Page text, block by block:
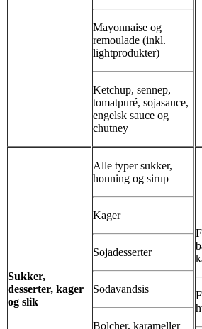
Mayonnaise og
remoulade (inkl.
lightprodukter)
Ketchup, sennep,
tomatpuré, sojasauce,
engelsk sauce og
chutney
Sukker,
desserter, kager
og slik
Alle typer sukker,
honning og sirup
Kager
Sojadesserter
Sodavandsis
Bolcher, karameller